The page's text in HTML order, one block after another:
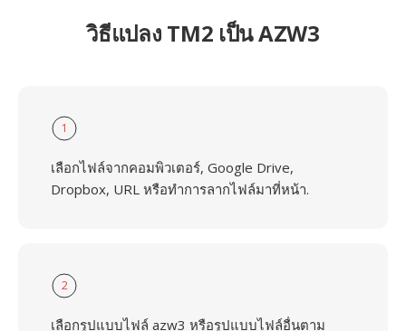
วิธีแปลง TM2 เป็น AZW3
1
เลือกไฟล์จากคอมพิวเตอร์, Google Drive,
Dropbox, URL หรือทำการลากไฟล์มาที่หน้า.
2
เลือกรูปแบบไฟล์ azw3 หรือรูปแบบไฟล์อื่นตาม